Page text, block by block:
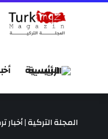
الرئيسية
المجلة التركية |